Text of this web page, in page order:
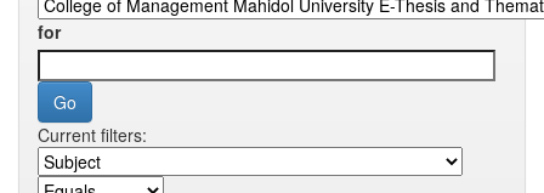
for
Current filters: